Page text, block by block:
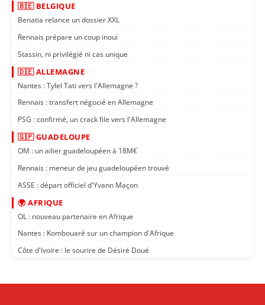
🇧🇪 BELGIQUE
Benatia relance un dossier XXL
Rennais prépare un coup inouï
Stassin, ni privilégié ni cas unique
🇩🇪 ALLEMAGNE
Nantes : Tylel Tati vers l'Allemagne ?
Rennais : transfert négocié en Allemagne
PSG : confirmé, un crack file vers l'Allemagne
🇬🇵 GUADELOUPE
OM : un ailier guadeloupéen à 18M€
Rennais : meneur de jeu guadeloupéen trouvé
ASSE : départ officiel d'Yvann Maçon
🌍 AFRIQUE
OL : nouveau partenaire en Afrique
Nantes : Kombouaré sur un champion d'Afrique
Côte d'Ivoire : le sourire de Désiré Doué